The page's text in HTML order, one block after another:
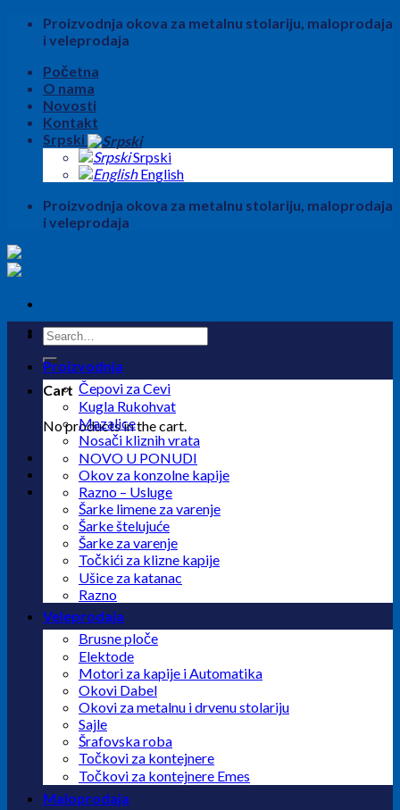
Skip
Proizvodnja okova za metalnu stolariju, maloprodaja
i veleprodaja
Početna
O nama
Novosti
Kontakt
Srpski
Srpski
English
Proizvodnja okova za metalnu stolariju, maloprodaja
i veleprodaja
Search
for:
Cart
No products in the cart.
Proizvodnja
Čepovi za Cevi
Kugla Rukohvat
Mazalice
Nosači kliznih vrata
NOVO U PONUDI
Okov za konzolne kapije
Razno – Usluge
Šarke limene za varenje
Šarke štelujuće
Šarke za varenje
Točkići za klizne kapije
Ušice za katanac
Razno
Veleprodaja
Brusne ploče
Elektode
Motori za kapije i Automatika
Okovi Dabel
Okovi za metalnu i drvenu stolariju
Sajle
Šrafovska roba
Točkovi za kontejnere
Točkovi za kontejnere Emes
Maloprodaja